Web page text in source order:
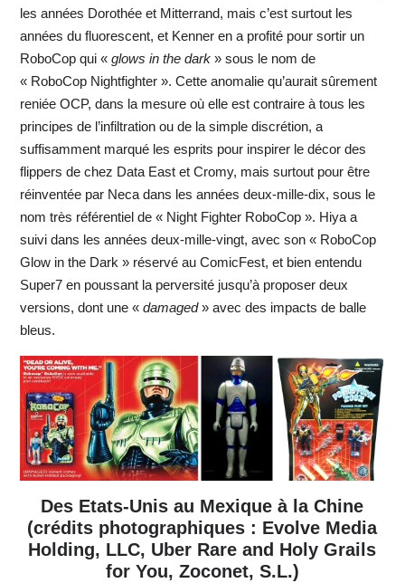
les années Dorothée et Mitterrand, mais c’est surtout les
années du fluorescent, et Kenner en a profité pour sortir un
RoboCop qui « glows in the dark» sous le nom de
« RoboCop Nightfighter ». Cette anomalie qu’aurait sûrement
reniée OCP, dans la mesure où elle est contraire à tous les
principes de l’infiltration ou de la simple discrétion, a
suffisamment marqué les esprits pour inspirer le décor des
flippers de chez Data East et Cromy, mais surtout pour être
réinventée par Neca dans les années deux-mille-dix, sous le
nom très référentiel de « Night Fighter RoboCop ». Hiya a
suivi dans les années deux-mille-vingt, avec son « RoboCop
Glow in the Dark » réservé au ComicFest, et bien entendu
Super7 en poussant la perversité jusqu’à proposer deux
versions, dont une « damaged» avec des impacts de balle
bleus.
Des Etats-Unis au Mexique à la Chine
(crédits photographiques : Evolve Media
Holding, LLC, Uber Rare and Holy Grails
for You, Zoconet, S.L.)